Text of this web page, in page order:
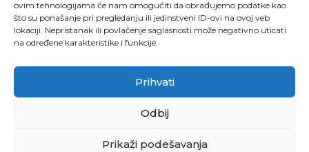
ovim tehnologijama će nam omogućiti da obrađujemo podatke kao
što su ponašanje pri pregledanju ili jedinstveni ID-ovi na ovoj veb
lokaciji. Nepristanak ili povlačenje saglasnosti može negativno uticati
na određene karakteristike i funkcije.
Prihvati
Odbij
Prikaži podešavanja